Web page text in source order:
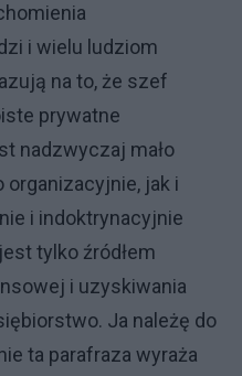
i wielu ludziom
na to, że szef
prywatne
nadzwyczaj mało
jak i
i indoktrynacyjnie
tylko źródłem
i uzyskiwania
Ja należę do
ta parafraza wyraża